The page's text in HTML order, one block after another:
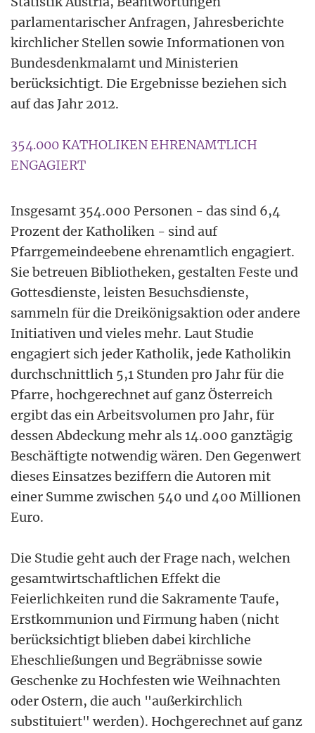
parlamentarischer Anfragen, Jahresberichte
kirchlicher Stellen sowie Informationen von
Bundesdenkmalamt und Ministerien
berücksichtigt. Die Ergebnisse beziehen sich
auf das Jahr 2012.
354.000 KATHOLIKEN EHRENAMTLICH
ENGAGIERT
Insgesamt 354.000 Personen - das sind 6,4
Prozent der Katholiken - sind auf
Pfarrgemeindeebene ehrenamtlich engagiert.
Sie betreuen Bibliotheken, gestalten Feste und
Gottesdienste, leisten Besuchsdienste,
sammeln für die Dreikönigsaktion oder andere
Initiativen und vieles mehr. Laut Studie
engagiert sich jeder Katholik, jede Katholikin
durchschnittlich 5,1 Stunden pro Jahr für die
Pfarre, hochgerechnet auf ganz Österreich
ergibt das ein Arbeitsvolumen pro Jahr, für
dessen Abdeckung mehr als 14.000 ganztägig
Beschäftigte notwendig wären. Den Gegenwert
dieses Einsatzes beziffern die Autoren mit
einer Summe zwischen 540 und 400 Millionen
Euro.
Die Studie geht auch der Frage nach, welchen
gesamtwirtschaftlichen Effekt die
Feierlichkeiten rund die Sakramente Taufe,
Erstkommunion und Firmung haben (nicht
berücksichtigt blieben dabei kirchliche
Eheschließungen und Begräbnisse sowie
Geschenke zu Hochfesten wie Weihnachten
oder Ostern, die auch "außerkirchlich
substituiert" werden). Hochgerechnet auf ganz